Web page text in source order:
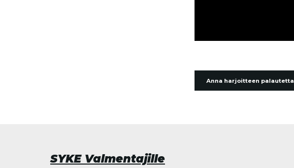
Anna harjoitteen palautetta
SYKE Valmentajille